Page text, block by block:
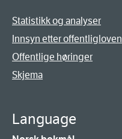
Statistikk og analyser
Innsyn etter offentligloven
Offentlige høringer
Skjema
Language